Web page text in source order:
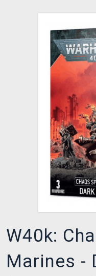
XZONE CLUB
W40k:
Marines -